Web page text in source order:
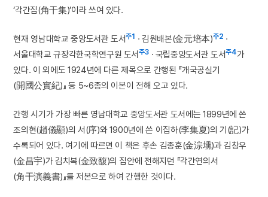
‘각간집(角干集)’이라 쓰여 있다.
현재 영남대학교 중앙도서관 도서주1 · 김원배본(金元培本)주2 ·
서울대학교 규장각한국학연구원 도서주3· 국립중앙도서관 도서주4가
있다. 이 외에도 1924년에 다른 제목으로 간행된 『개국공실기
(開國公實紀)』 등 5~6종의 이본이 전해 오고 있다.
간행 시기가 가장 빠른 영남대학교 중앙도서관 도서에는 1899년에 쓴
조의현(趙儀顯)의 서(序)와 1900년에 쓴 이집하(李集夏)의 기(記)가
수록되어 있다. 여기에 따르면 이 책은 후손 김종훈(金淙壎)과 김창우
(金昌宇)가 김치복(金致馥)의 집안에 전해지던 『각간연의서
(角干演義書)』를 저본으로 하여 간행한 것이다.